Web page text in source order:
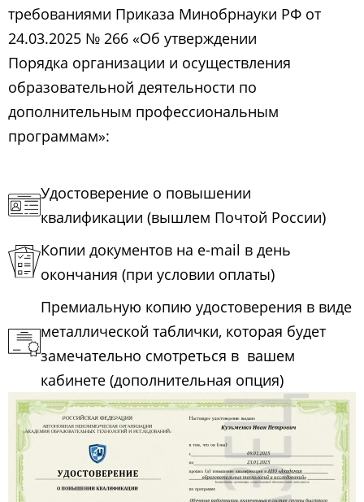
требованиями Приказа Минобрнауки РФ от
24.03.2025 № 266 «Об утверждении
Порядка организации и осуществления
образовательной деятельности по
дополнительным профессиональным
программам»:
Удостоверение о повышении
квалификации (вышлем Почтой России)
Копии документов на e-mail в день
окончания (при условии оплаты)
Премиальную копию удостоверения в виде
металлической таблички, которая будет
замечательно смотреться в вашем
кабинете (дополнительная опция)